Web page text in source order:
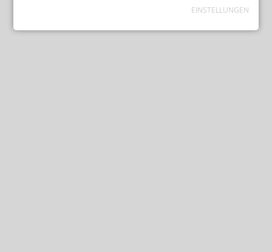
EINSTELLUNGEN